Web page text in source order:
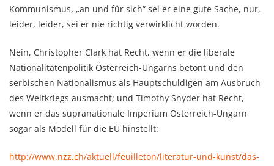
Kommunismus, „an und für sich“ sei er eine gute Sache, nur,
leider, leider, sei er nie richtig verwirklicht worden.
Nein, Christopher Clark hat Recht, wenn er die liberale
Nationalitätenpolitik Österreich-Ungarns betont und den
serbischen Nationalismus als Hauptschuldigen am Ausbruch
des Weltkriegs ausmacht; und Timothy Snyder hat Recht,
wenn er das supranationale Imperium Österreich-Ungarn
sogar als Modell für die EU hinstellt:
http://www.nzz.ch/aktuell/feuilleton/literatur-und-kunst/das-